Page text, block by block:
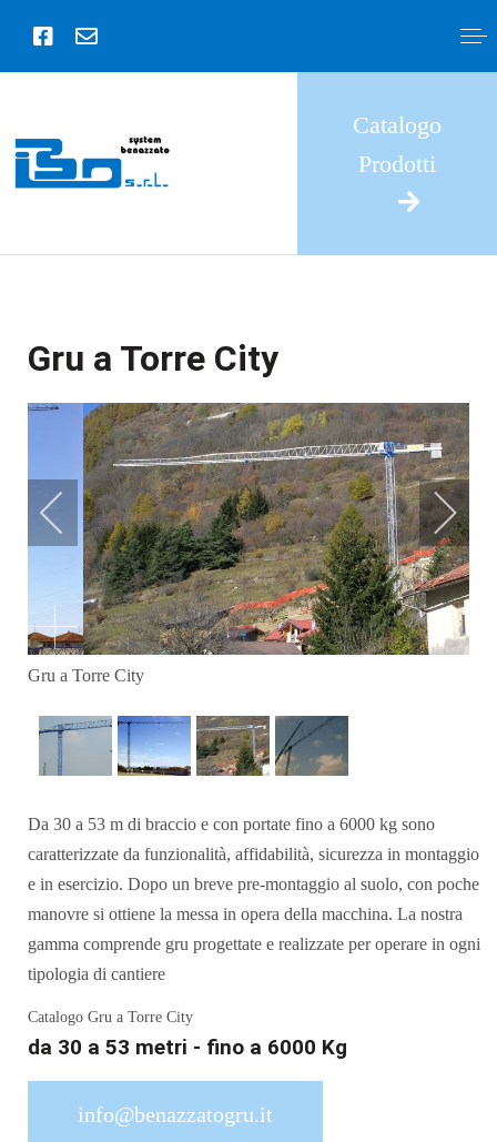
Catalogo
Prodotti
Gru a Torre City
Gru a Torre City
Da 30 a 53 m di braccio e con portate fino a 6000 kg sono
caratterizzate da funzionalità, affidabilità, sicurezza in montaggio
e in esercizio. Dopo un breve pre-montaggio al suolo, con poche
manovre si ottiene la messa in opera della macchina. La nostra
gamma comprende gru progettate e realizzate per operare in ogni
tipologia di cantiere
Catalogo Gru a Torre City
da 30 a 53 metri - fino a 6000 Kg
info@benazzatogru.it